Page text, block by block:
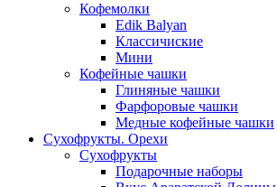
Кофемолки
Edik Balyan
Классичиские
Мини
Кофейные чашки
Глиняные чашки
Фарфоровые чашки
Медные кофейные чашки
Сухофрукты. Орехи
Сухофрукты
Подарочные наборы